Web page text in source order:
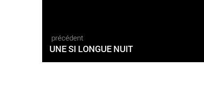
précédent
UNE SI LONGUE NUIT